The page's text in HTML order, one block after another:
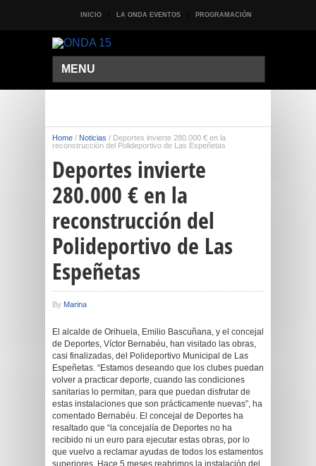
INICIO LA ONDA EVENTOS PROGRAMACIÓN
MENU
Home / Noticias / Deportes invierte 280.000 € en la
reconstrucción del Polideportivo de Las Espeñetas
Deportes invierte
280.000 € en la
reconstrucción del
Polideportivo de Las
Espeñetas
By Marina
El alcalde de Orihuela, Emilio Bascuñana, y el concejal
de Deportes, Víctor Bernabéu, han visitado las obras,
casi finalizadas, del Polideportivo Municipal de Las
Espeñetas. “Estamos deseando que los clubes puedan
volver a practicar deporte, cuando las condiciones
sanitarias lo permitan, para que puedan disfrutar de
estas instalaciones que son prácticamente nuevas”, ha
comentado Bernabéu. El concejal de Deportes ha
resaltado que “la concejalía de Deportes no ha
recibido ni un euro para ejecutar estas obras, por lo
que vuelvo a reclamar ayudas de todos los estamentos
superiores. Hace 5 meses reabrimos la instalación del